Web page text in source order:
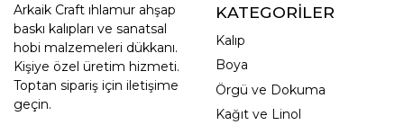
Arkaik Craft ıhlamur ahşap
baskı kalıpları ve sanatsal
hobi malzemeleri dükkanı.
Kişiye özel üretim hizmeti.
Toptan sipariş için iletişime
geçin.
KATEGORİLER
Kalıp
Boya
Örgü ve Dokuma
Kağıt ve Linol